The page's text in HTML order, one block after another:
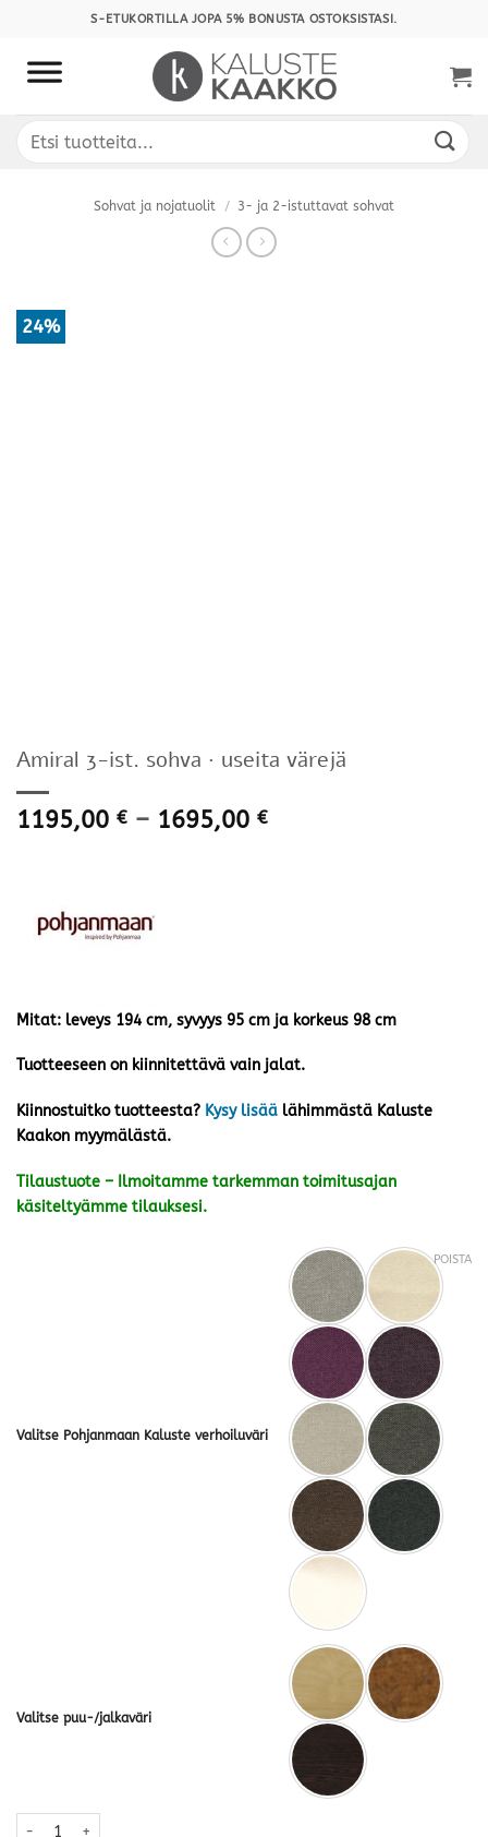
content
S-ETUKORTILLA JOPA 5% BONUSTA OSTOKSISTASI.
Etsi:
Sohvat ja nojatuolit / 3- ja 2-istuttavat sohvat
24%
Amiral 3-ist. sohva · useita värejä
1195,00 € – 1695,00 €Hintaluokka:
Mitat: leveys 194 cm, syvyys 95 cm ja korkeus 98 cm
Tuotteeseen on kiinnitettävä vain jalat.
Kiinnostuitko tuotteesta? Kysy lisää lähimmästä Kaluste
Kaakon myymälästä.
Tilaustuote – Ilmoitamme tarkemman toimitusajan
käsiteltyämme tilauksesi.
Valitse Pohjanmaan Kaluste verhoiluväri
Valitse puu-/jalkaväri
POISTA
Amiral 3-ist. sohva · useita värejä määrä